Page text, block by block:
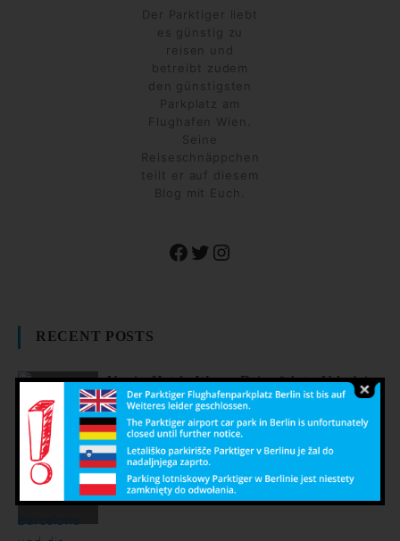
Der Parktiger liebt
es günstig zu
reisen und
betreibt zudem
den günstigsten
Parkplatz am
Flughafen Wien.
Seine
Reiseschnäppchen
teilt er auf diesem
Blog mit Euch.
Facebook
TwitterInstagram
RECENT POSTS
Vergiss Hotels: Warum Dein nächster Urlaub in
einem dieser coolen Airbnbs stattfinden sollte.
Sonne, Stil, Sehenswürdigkeiten – So fühlt sich
Barcelona an